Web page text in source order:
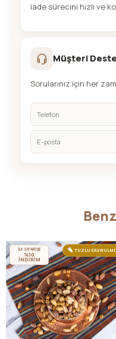
iade sürecini hızlı ve
Müşteri
Sorularınız için her
Telefon
E-posta
TUZLU
İLK SİPARİŞE
%10
İNDİRİM